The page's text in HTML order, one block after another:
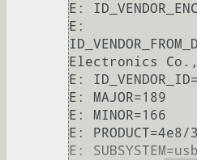
E:
E:
Electronics
E:
E: MAJOR=189
E: MINOR=166
E:
E: SUBSYSTEM=usb